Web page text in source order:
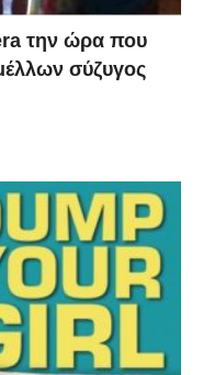
την ώρα που
σύζυγος